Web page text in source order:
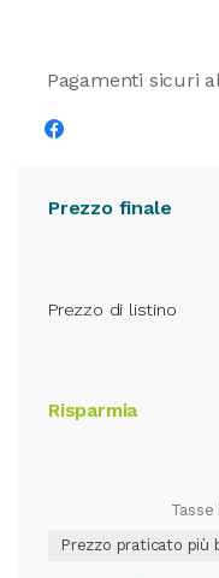
Pagamenti sicuri
Prezzo finale
Prezzo di listino
Risparmia
Tasse
Prezzo praticato più